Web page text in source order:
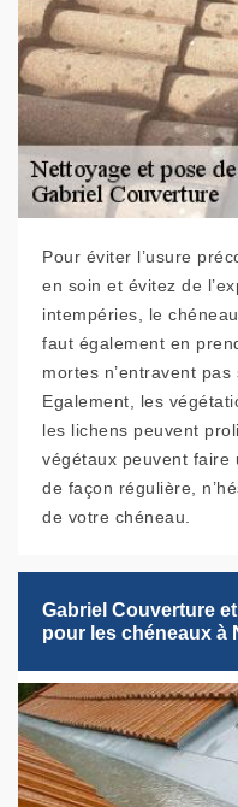
Pour éviter l’usure
en soin et évitez de
intempéries, le
faut également en
mortes n’entravent
Egalement, les
les lichens peuvent
végétaux peuvent faire
de façon régulière,
de votre chéneau.
Gabriel Couverture
pour les chéneaux à